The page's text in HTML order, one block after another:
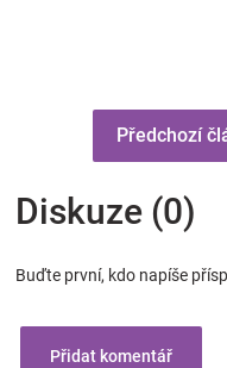
Předchozí
Diskuze (0)
Buďte první, kdo napíše
Přidat komentář